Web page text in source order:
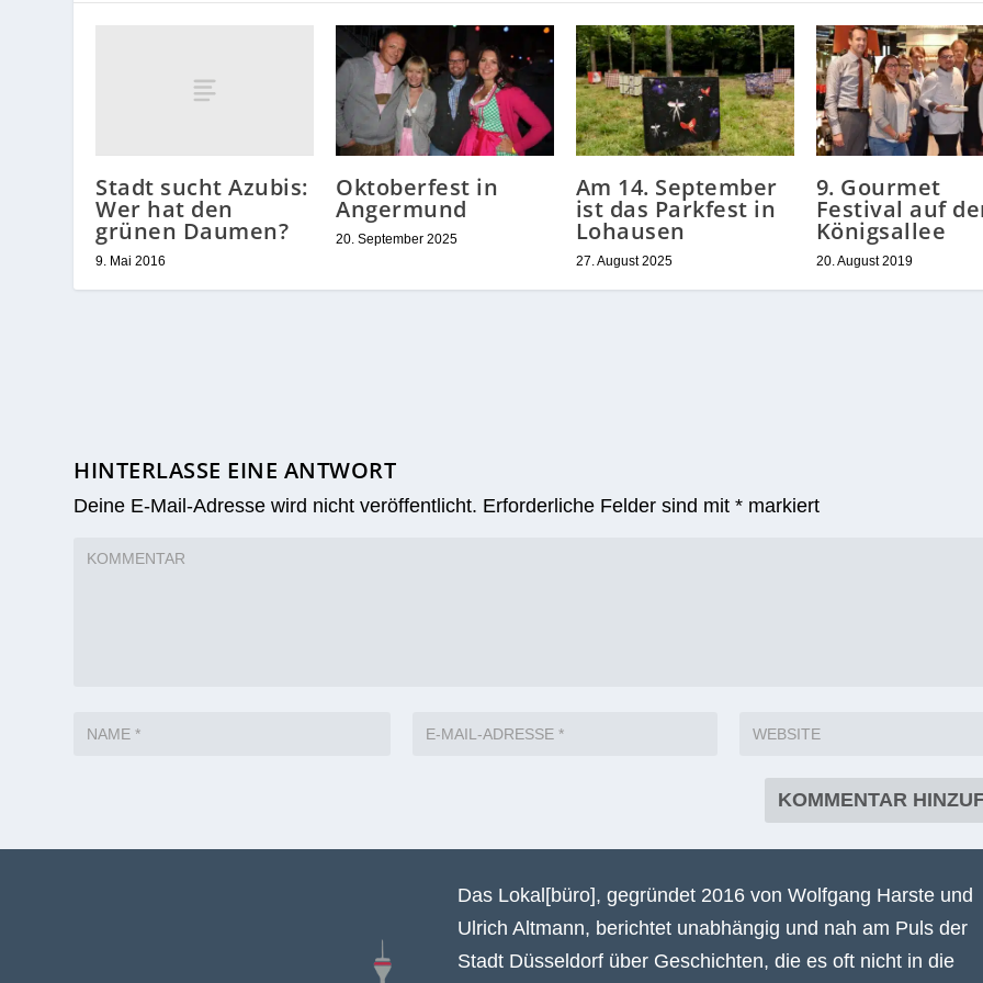
Stadt sucht Azubis:
Wer hat den
grünen Daumen?
9. Mai 2016
Oktoberfest in
Angermund
20. September 2025
Am 14. September
ist das Parkfest in
Lohausen
27. August 2025
9. Gourmet
Festival auf
Königsallee
20. August 2019
HINTERLASSE EINE ANTWORT
Deine E-Mail-Adresse wird nicht veröffentlicht. Erforderliche Felder sind mit* markiert
Das Lokal[büro], gegründet 2016 von Wolfgang Harste und
Ulrich Altmann, berichtet unabhängig und nah am Puls der
Stadt Düsseldorf über Geschichten, die es oft nicht in die